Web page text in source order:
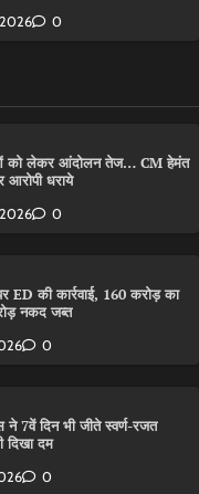
0
को लेकर आंदोलन तेज… CM हेमंत
आरोपी धराये
0
ED की कार्रवाई, 160 करोड़ का
नकद जब्त
0
7वें दिन भी जीते स्वर्ण-रजत
दिखा दम
0